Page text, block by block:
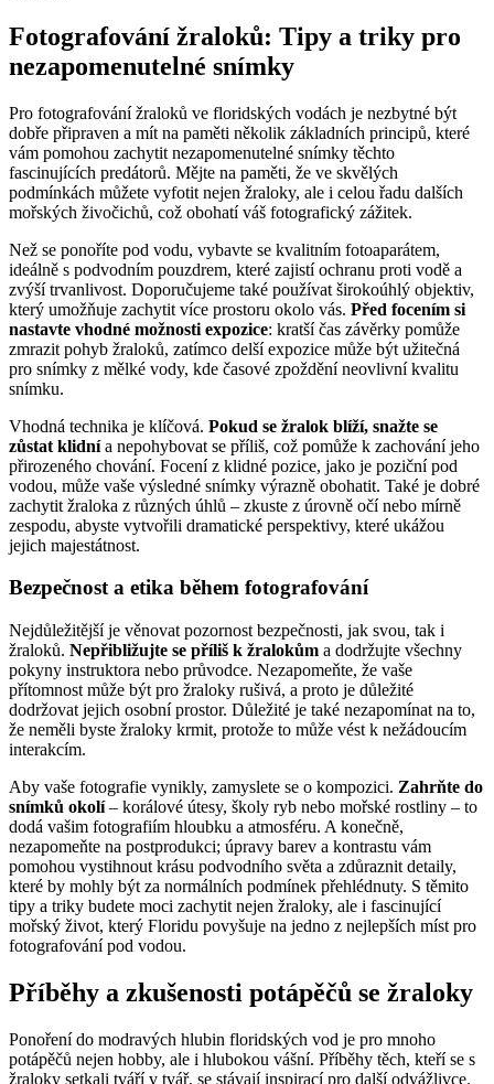
Fotografování žraloků: Tipy a triky pro
nezapomenutelné snímky
Pro fotografování žraloků ve floridských vodách je nezbytné být
dobře připraven a mít na paměti několik základních principů, které
vám pomohou zachytit nezapomenutelné snímky těchto
fascinujících predátorů. Mějte na paměti, že ve skvělých
podmínkách můžete vyfotit nejen žraloky, ale i celou řadu dalších
mořských živočichů, což obohatí váš fotografický zážitek.
Než se ponoříte pod vodu, vybavte se kvalitním fotoaparátem,
ideálně s podvodním pouzdrem, které zajistí ochranu proti vodě a
zvýší trvanlivost. Doporučujeme také používat širokoúhlý objektiv,
který umožňuje zachytit více prostoru okolo vás. Před focením si
nastavte vhodné možnosti expozice: kratší čas závěrky pomůže
zmrazit pohyb žraloků, zatímco delší expozice může být užitečná
pro snímky z mělké vody, kde časové zpoždění neovlivní kvalitu
snímku.
Vhodná technika je klíčová. Pokud se žralok blíží, snažte se
zůstat klidnía nepohybovat se příliš, což pomůže k zachování jeho
přirozeného chování. Focení z klidné pozice, jako je poziční pod
vodou, může vaše výsledné snímky výrazně obohatit. Také je dobré
zachytit žraloka z různých úhlů – zkuste z úrovně očí nebo mírně
zespodu, abyste vytvořili dramatické perspektivy, které ukážou
jejich majestátnost.
Bezpečnost a etika během fotografování
Nejdůležitější je věnovat pozornost bezpečnosti, jak svou, tak i
žraloků. Nepřibližujte se příliš k žralokům a dodržujte všechny
pokyny instruktora nebo průvodce. Nezapomeňte, že vaše
přítomnost může být pro žraloky rušivá, a proto je důležité
dodržovat jejich osobní prostor. Důležité je také nezapomínat na to,
že neměli byste žraloky krmit, protože to může vést k nežádoucím
interakcím.
Aby vaše fotografie vynikly, zamyslete se o kompozici. Zahrňte do
snímků okolí– korálové útesy, školy ryb nebo mořské rostliny – to
dodá vašim fotografiím hloubku a atmosféru. A konečně,
nezapomeňte na postprodukci; úpravy barev a kontrastu vám
pomohou vystihnout krásu podvodního světa a zdůraznit detaily,
které by mohly být za normálních podmínek přehlédnuty. S těmito
tipy a triky budete moci zachytit nejen žraloky, ale i fascinující
mořský život, který Floridu povyšuje na jedno z nejlepších míst pro
fotografování pod vodou.
Příběhy a zkušenosti potápěčů se žraloky
Ponoření do modravých hlubin floridských vod je pro mnoho
potápěčů nejen hobby, ale i hlubokou vášní. Příběhy těch, kteří se s
žraloky setkali tváří v tvář, se stávají inspirací pro další odvážlivce.